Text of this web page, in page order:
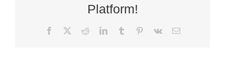
Platform!
Facebook RedditLinkedInTumblr Pinterest
Vk
E-